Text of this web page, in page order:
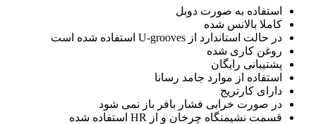
استفاده به صورت دوبل
کاملا بالانس شده
در حالت استاندارد از U-grooves استفاده شده است
روغن کاری شده
پشتیبانی رایگان
استفاده از موارد جامد رسانا
دارای کارتریج
در صورت خرابی فشار بافر باز نمی شود
قسمت نشیمنگاه چرخان و از HR استفاده شده